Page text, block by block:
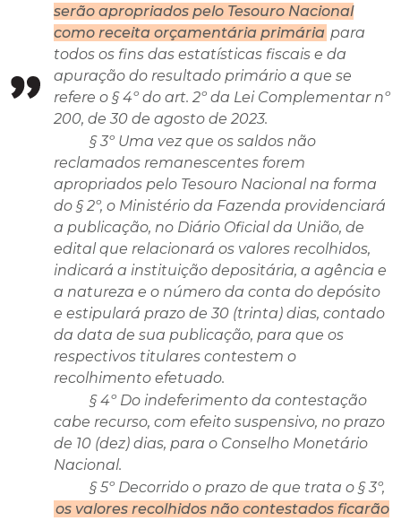
serão apropriados pelo Tesouro Nacional
como receita orçamentária primária para
todos os fins das estatísticas fiscais e da
apuração do resultado primário a que se
refere o § 4º do art. 2º da Lei Complementar nº
200, de 30 de agosto de 2023.
§ 3º Uma vez que os saldos não
reclamados remanescentes forem
apropriados pelo Tesouro Nacional na forma
do § 2º, o Ministério da Fazenda providenciará
a publicação, no Diário Oficial da União, de
edital que relacionará os valores recolhidos,
indicará a instituição depositária, a agência e
a natureza e o número da conta do depósito
e estipulará prazo de 30 (trinta) dias, contado
da data de sua publicação, para que os
respectivos titulares contestem o
recolhimento efetuado.
§ 4º Do indeferimento da contestação
cabe recurso, com efeito suspensivo, no prazo
de 10 (dez) dias, para o Conselho Monetário
Nacional.
§ 5º Decorrido o prazo de que trata o § 3º,
os valores recolhidos não contestados ficarão